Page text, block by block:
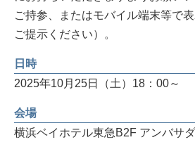
ご持参、またはモバイル端末等で
ご提示ください）。
日時
2025年10月25日（土）18：00～
会場
横浜ベイホテル東急B2F アンバサ